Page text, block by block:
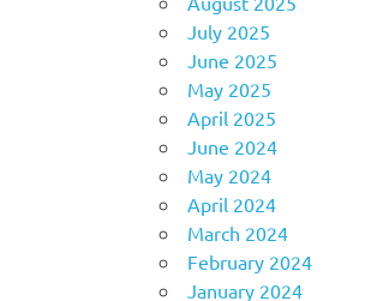
July 2025
June 2025
May 2025
April 2025
June 2024
May 2024
April 2024
March 2024
February 2024
January 2024